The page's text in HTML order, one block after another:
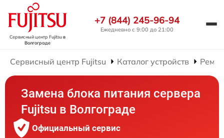
Сервисный центр Fujitsuв
Волгограде
+7 (844) 245-96-94
Ежедневно с 9:00 до 21:00
Сервисный центр Fujitsu Каталог устройств
Замена блока питания сервера
Fujitsu в Волгограде
Официальный сервис